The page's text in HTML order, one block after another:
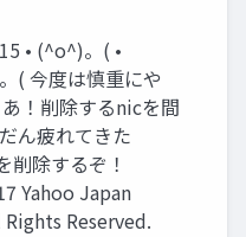
• (^o^)。( •
( 今度は慎重にや
！削除するnicを間
ん疲れてきた
削除するぞ！
Yahoo Japan
Reserved.